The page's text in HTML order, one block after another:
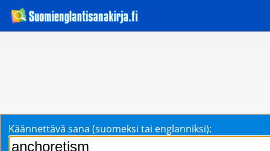
Käännettävä sana (suomeksi tai englanniksi):